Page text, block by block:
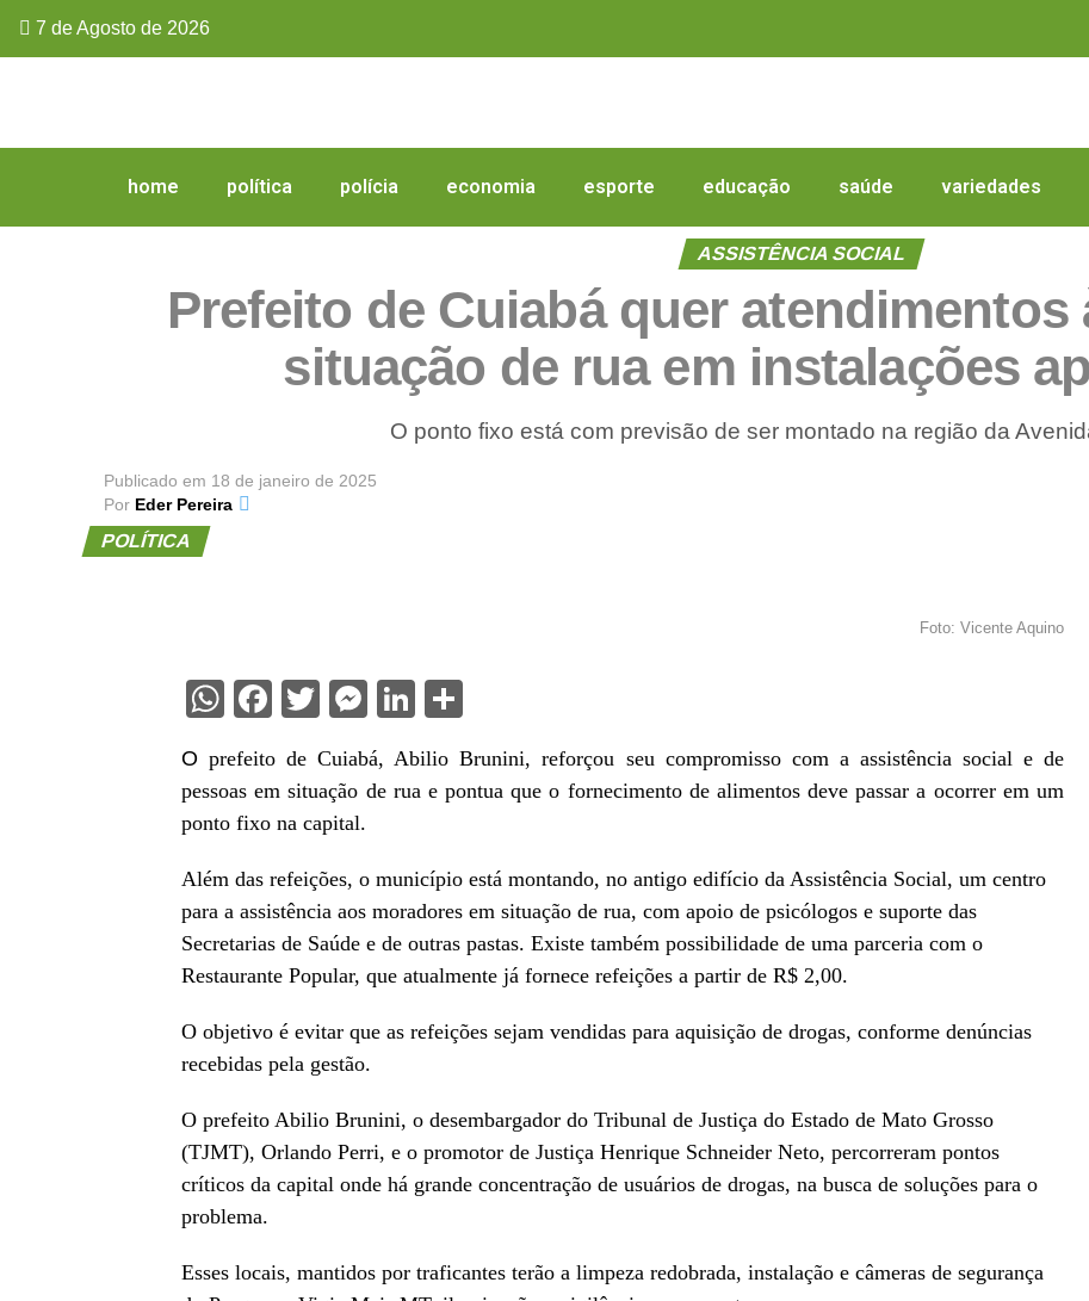
7 de Agosto de 2026
home política polícia economia esporte educação saúde variedades
ASSISTÊNCIA SOCIAL
Prefeito de Cuiabá quer atendimentos
situação de rua em instalações
O ponto fixo está com previsão de ser montado na região da
Publicado em 18 de janeiro de 2025
Por Eder Pereira
POLÍTICA
Foto: Vicente Aquino
WhatsApp
Facebook
Twitter
Messenger
LinkedIn
O prefeito de Cuiabá, Abilio Brunini, reforçou seu compromisso com a assistência social e de
pessoas em situação de rua e pontua que o fornecimento de alimentos deve passar a ocorrer em um
ponto fixo na capital.
Além das refeições, o município está montando, no antigo edifício da Assistência Social, um centro
para a assistência aos moradores em situação de rua, com apoio de psicólogos e suporte das
Secretarias de Saúde e de outras pastas. Existe também possibilidade de uma parceria com o
Restaurante Popular, que atualmente já fornece refeições a partir de R$ 2,00.
O objetivo é evitar que as refeições sejam vendidas para aquisição de drogas, conforme denúncias
recebidas pela gestão.
O prefeito Abilio Brunini, o desembargador do Tribunal de Justiça do Estado de Mato Grosso
(TJMT), Orlando Perri, e o promotor de Justiça Henrique Schneider Neto, percorreram pontos
críticos da capital onde há grande concentração de usuários de drogas, na busca de soluções para o
problema.
Esses locais, mantidos por traficantes terão a limpeza redobrada, instalação e câmeras de segurança